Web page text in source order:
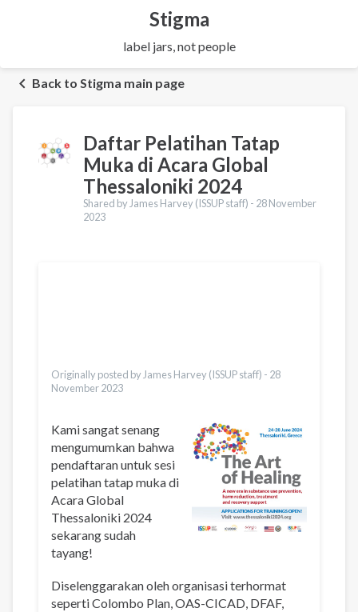
Stigma
label jars, not people
Back to Stigma main page
Daftar Pelatihan Tatap
Muka di Acara Global
Thessaloniki 2024
Shared by James Harvey (ISSUP staff) - 28 November
2023
Originally posted by James Harvey (ISSUP staff) - 28
November 2023
Kami sangat senang
mengumumkan bahwa
pendaftaran untuk sesi
pelatihan tatap muka di
Acara Global
Thessaloniki 2024
sekarang sudah
tayang!
Diselenggarakan oleh organisasi terhormat
seperti Colombo Plan, OAS-CICAD, DFAF,